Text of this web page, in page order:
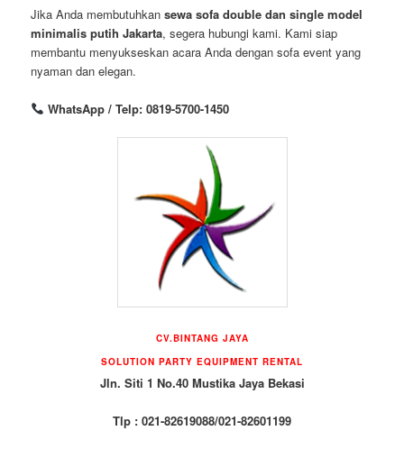
Jika Anda membutuhkansewa sofa double dan single model
minimalis putih Jakarta, segera hubungi kami. Kami siap
membantu menyukseskan acara Anda dengan sofa event yang
nyaman dan elegan.
WhatsApp / Telp: 0819-5700-1450
CV.BINTANG JAYA
SOLUTION PARTY EQUIPMENT RENTAL
Jln. Siti 1 No.40 Mustika Jaya Bekasi
Tlp : 021-82619088/021-82601199